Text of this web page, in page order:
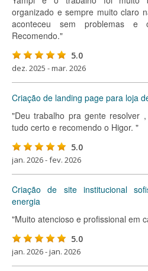
organizado e sempre muito claro
aconteceu sem problemas e
Recomendo."
5.0
dez. 2025 - mar. 2026
Criação de landing page para loja
"Deu trabalho pra gente resolver
tudo certo e recomendo o Higor. "
5.0
jan. 2026 - fev. 2026
Criação de site institucional
energia
"Muito atencioso e profissional em
5.0
jan. 2026 - jan. 2026